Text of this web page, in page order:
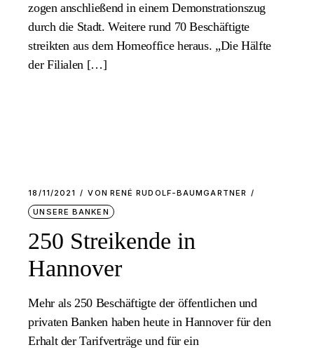
zogen anschließend in einem Demonstrationszug
durch die Stadt. Weitere rund 70 Beschäftigte
streikten aus dem Homeoffice heraus. „Die Hälfte
der Filialen […]
18/11/2021 VON RENÉ RUDOLF-BAUMGARTNER
UNSERE BANKEN
250 Streikende in
Hannover
Mehr als 250 Beschäftigte der öffentlichen und
privaten Banken haben heute in Hannover für den
Erhalt der Tarifverträge und für ein